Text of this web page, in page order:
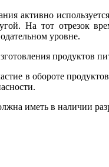
активно
На тот отрезок
уровне.
продуктов
в обороте
иметь в наличии